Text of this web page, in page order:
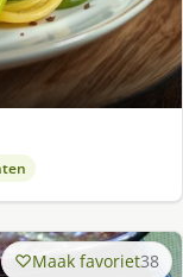
Maak favoriet38